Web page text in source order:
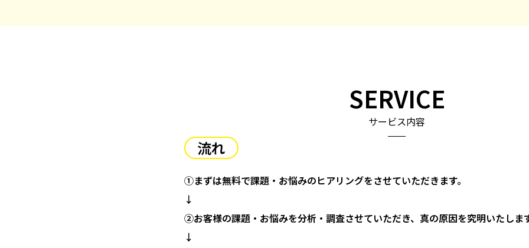
SERVICE
サービス内容
流れ
①まずは無料で課題・お悩みのヒアリングをさせていただきます。
↓
②お客様の課題・お悩みを分析・調査させていただき、真の原因を究明いたしま
↓